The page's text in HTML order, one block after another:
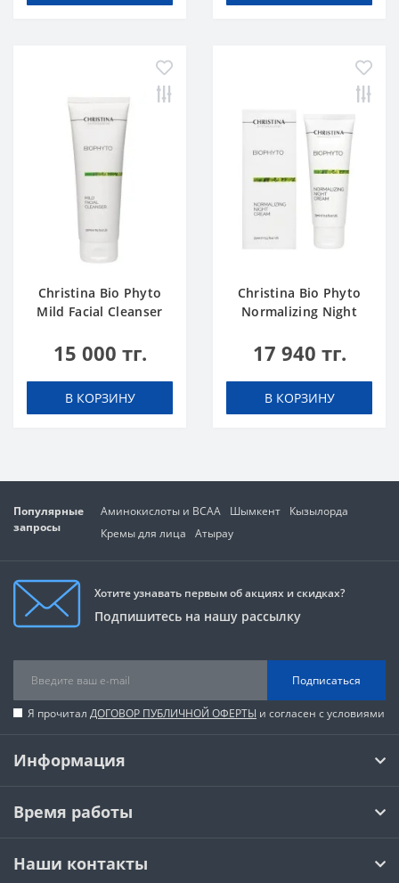
Christina Bio Phyto
Mild Facial Cleanser
15 000 тг.
В КОРЗИНУ
Christina Bio Phyto
Normalizing Night
17 940 тг.
В КОРЗИНУ
Популярные
запросы
Аминокислоты и BCAA Шымкент
Кызылорда
Кремы для лица
Атырау
Хотите узнавать первым об акциях и скидках?
Подпишитесь на нашу рассылку
Подписаться
Я прочитал ДОГОВОР ПУБЛИЧНОЙ ОФЕРТЫ и согласен с условиями
Информация
Время работы
Наши контакты